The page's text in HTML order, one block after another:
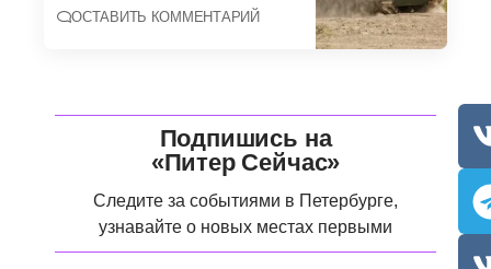
ОСТАВИТЬ КОММЕНТАРИЙ
Подпишись на
«Питер Сейчас»
Следите за событиями в Петербурге,
узнавайте о новых местах первыми